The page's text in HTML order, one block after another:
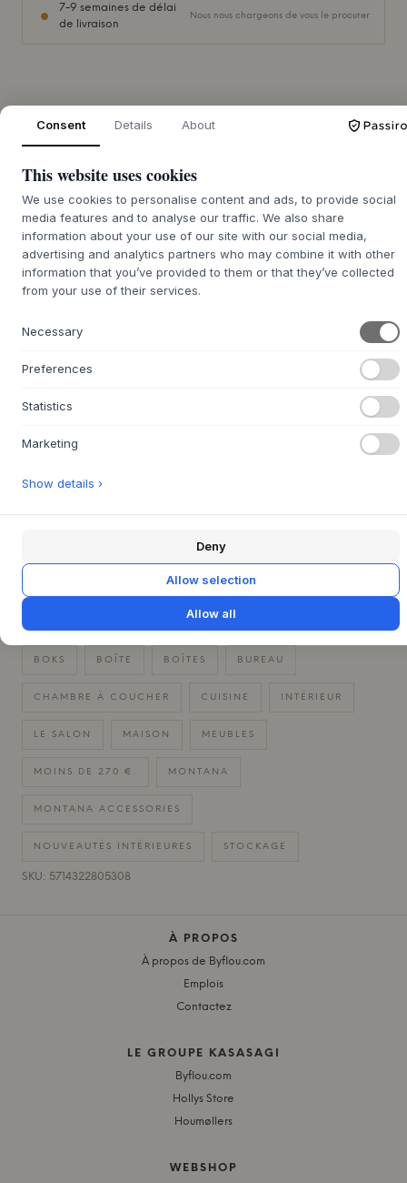
7-9 semaines de délai
de livraison
Nous nous chargeons de vous le procurer
MontanaSelection est une collection prête à l'emploi de
magnifiques modules de rangement de la marque danoise
fonctionnels et créatifs a été créée. Il ne vous reste plus
qu'à choisir exactement la combinaison dont vous avez
besoin et à choisir parmi les 40 belles couleurs. Voulez-
vous des pieds, des socles, des roulettes ou des cintres sur
bureau, votre entrée, votre table de maquillage ou autre.
H 20 CM / L 24 CM / P 12,6 CM
Montana
ACCESSOIRES DE BUREAU
BOKS BOÎTE BOÎTES BUREAU
CHAMBRE À COUCHER CUISINE INTÉRIEUR
LE SALON MAISON MEUBLES
MOINS DE 270 €. MONTANA
MONTANA ACCESSORIES
NOUVEAUTÉS INTÉRIEURES STOCKAGE
SKU: 5714322805308
À PROPOS
À propos de Byflou.com
Emplois
Contactez
LE GROUPE KASASAGI
Byflou.com
Hollys Store
Houmøllers
WEBSHOP
Consent Details About
This website uses cookies
We use cookies to personalise content and ads, to provide social
media features and to analyse our traffic. We also share
information about your use of our site with our social media,
advertising and analytics partners who may combine it with other
information that you’ve provided to them or that they’ve collected
from your use of their services.
Necessary
Preferences
Statistics
Marketing
Show details ›
Deny
Allow selection
Allow all